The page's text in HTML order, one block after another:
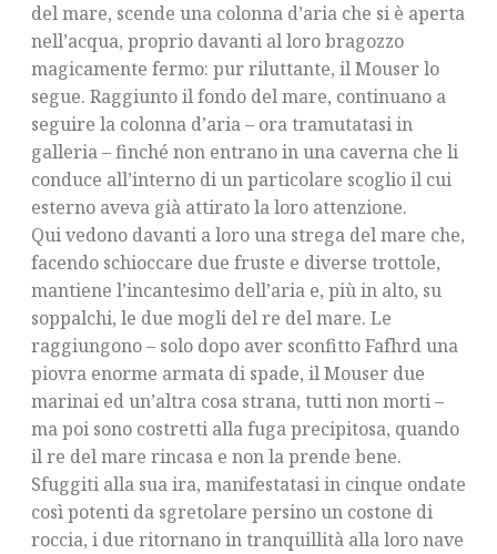
del mare, scende una colonna d’aria che si è aperta
nell’acqua, proprio davanti al loro bragozzo
magicamente fermo: pur riluttante, il Mouser lo
segue. Raggiunto il fondo del mare, continuano a
seguire la colonna d’aria – ora tramutatasi in
galleria – finché non entrano in una caverna che li
conduce all’interno di un particolare scoglio il cui
esterno aveva già attirato la loro attenzione.
Qui vedono davanti a loro una strega del mare che,
facendo schioccare due fruste e diverse trottole,
mantiene l’incantesimo dell’aria e, più in alto, su
soppalchi, le due mogli del re del mare. Le
raggiungono – solo dopo aver sconfitto Fafhrd una
piovra enorme armata di spade, il Mouser due
marinai ed un’altra cosa strana, tutti non morti –
ma poi sono costretti alla fuga precipitosa, quando
il re del mare rincasa e non la prende bene.
Sfuggiti alla sua ira, manifestatasi in cinque ondate
così potenti da sgretolare persino un costone di
roccia, i due ritornano in tranquillità alla loro nave